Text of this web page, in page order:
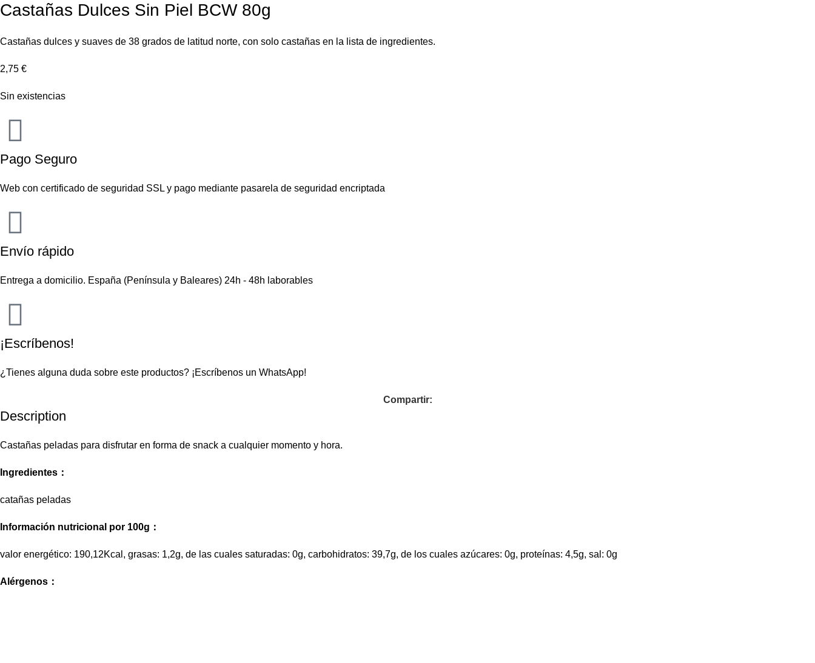
Castañas Dulces Sin Piel BCW 80g
Castañas dulces y suaves de 38 grados de latitud norte, con solo castañas en la lista de ingredientes.
2,75 €
Sin existencias
Pago Seguro
Web con certificado de seguridad SSL y pago mediante pasarela de seguridad encriptada
Envío rápido
Entrega a domicilio. España (Península y Baleares) 24h - 48h laborables
¡Escríbenos!
¿Tienes alguna duda sobre este productos? ¡Escríbenos un WhatsApp!
Compartir:
Description
Castañas peladas para disfrutar en forma de snack a cualquier momento y hora.
Ingredientes：
catañas peladas
Información nutricional por 100g：
valor energético: 190,12Kcal, grasas: 1,2g, de las cuales saturadas: 0g, carbohidratos: 39,7g, de los cuales azúcares: 0g, proteínas: 4,5g, sal: 0g
Alérgenos：